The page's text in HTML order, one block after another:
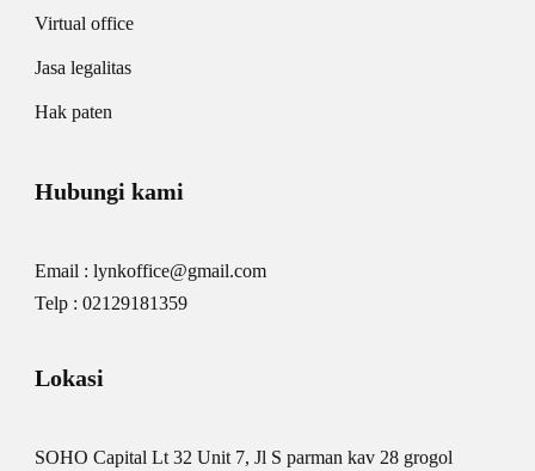
Virtual office
Jasa legalitas
Hak paten
Hubungi kami
Email : lynkoffice@gmail.com
Telp : 02129181359
Lokasi
SOHO Capital Lt 32 Unit 7, Jl S parman kav 28 grogol